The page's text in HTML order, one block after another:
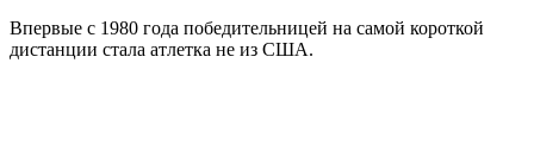
Впервые с 1980 года победительницей на самой короткой
дистанции стала атлетка не из США.